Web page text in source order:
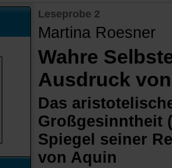
Leseprobe 2
Martina Roesner
Wahre
Ausdruck
Das
Großgesinntheit
Spiegel seiner
von Aquin